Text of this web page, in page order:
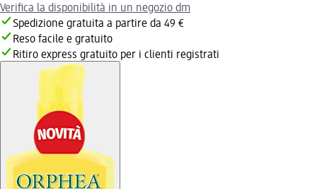
Verifica la disponibilità in un negozio dm
Spedizione gratuita a partire da 49 €
Reso facile e gratuito
Ritiro express gratuito per i clienti registrati